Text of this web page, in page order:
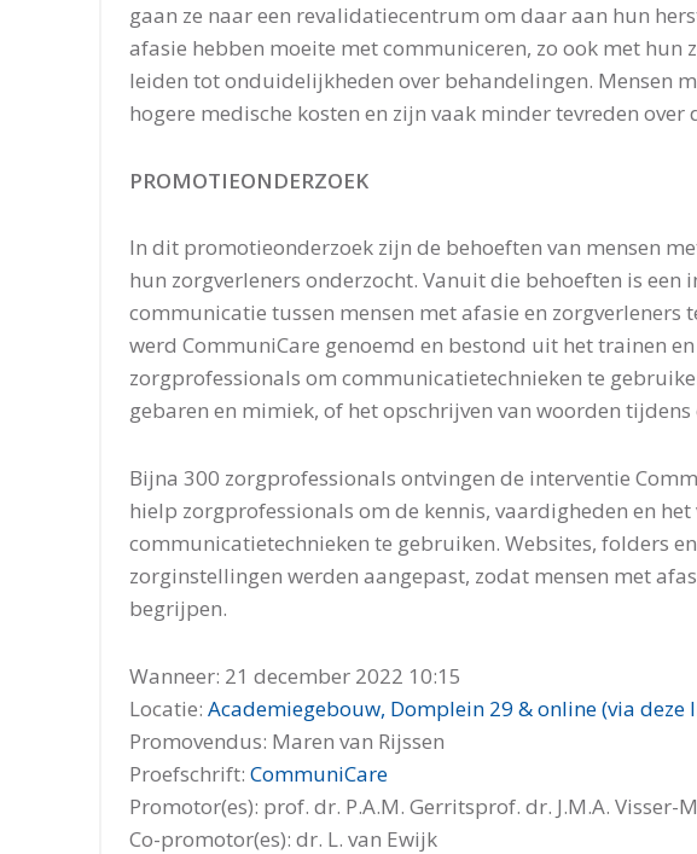
gaan ze naar een revalidatiecentrum om daar aan hun
afasie hebben moeite met communiceren, zo ook met hun
leiden tot onduidelijkheden over behandelingen. Mensen
hogere medische kosten en zijn vaak minder tevreden over
PROMOTIEONDERZOEK
In dit promotieonderzoek zijn de behoeften van mensen
hun zorgverleners onderzocht. Vanuit die behoeften is een
communicatie tussen mensen met afasie en zorgverleners
werd CommuniCare genoemd en bestond uit het trainen en
zorgprofessionals om communicatietechnieken te
gebaren en mimiek, of het opschrijven van woorden tijdens
Bijna 300 zorgprofessionals ontvingen de interventie
hielp zorgprofessionals om de kennis, vaardigheden en
communicatietechnieken te gebruiken. Websites, folders
zorginstellingen werden aangepast, zodat mensen met
begrijpen.
Wanneer: 21 december 2022 10:15
Locatie: Academiegebouw, Domplein 29 & online (via deze
Promovendus: Maren van Rijssen
Proefschrift: CommuniCare
Promotor(es): prof. dr. P.A.M. Gerritsprof. dr. J.M.A. Visser-
Co-promotor(es): dr. L. van Ewijk